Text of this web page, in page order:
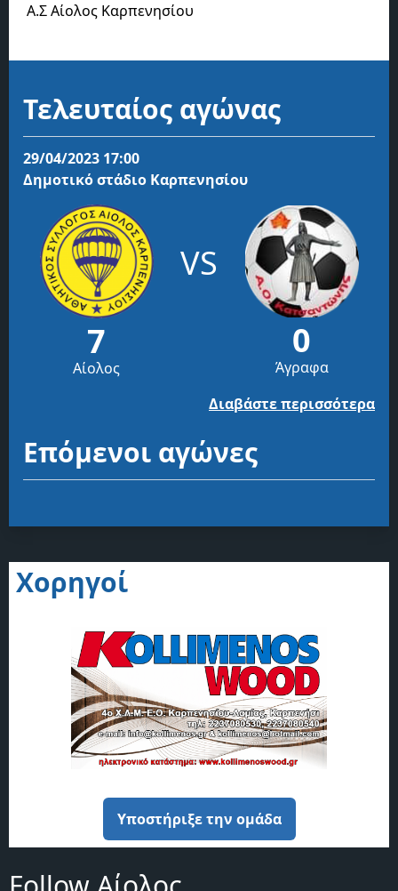
Α.Σ Αίολος Καρπενησίου
Τελευταίος αγώνας
29/04/2023 17:00
Δημοτικό στάδιο Καρπενησίου
7
Αίολος
VS
0
Άγραφα
Διαβάστε περισσότερα
Επόμενοι αγώνες
Χορηγοί
Υποστήριξε την ομάδα